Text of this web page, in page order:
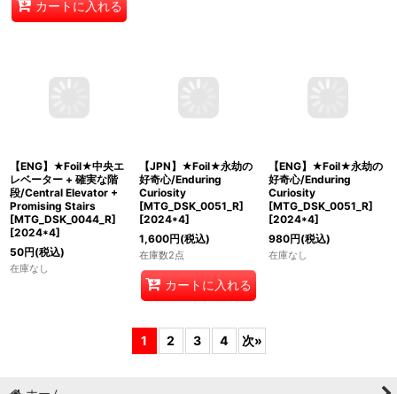
カートに入れる
【ENG】★Foil★中央エ
レベーター + 確実な階
段/Central Elevator +
Promising Stairs
[MTG_DSK_0044_R]
【JPN】★Foil★永劫の
好奇心/Enduring
Curiosity
[MTG_DSK_0051_R]
[2024*4]
1,600円 (税込)
カートに入れる
【ENG】★Foil★永劫の
好奇心/Enduring
Curiosity
[MTG_DSK_0051_R]